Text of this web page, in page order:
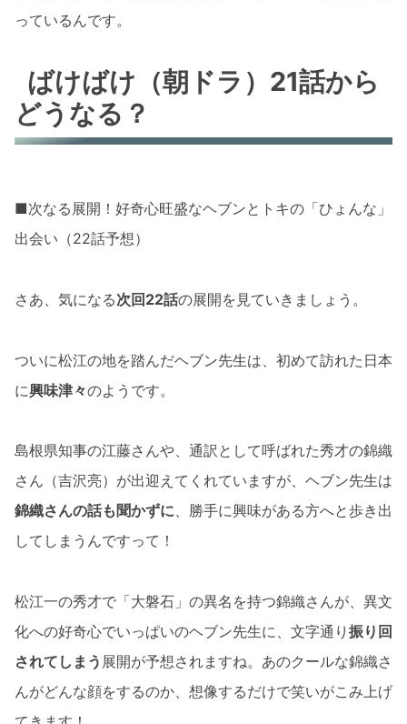
っているんです。
ばけばけ（朝ドラ）21話から
どうなる？
■次なる展開！好奇心旺盛なヘブンとトキの「ひょんな」
出会い（22話予想）
さあ、気になる次回22話の展開を見ていきましょう。
ついに松江の地を踏んだヘブン先生は、初めて訪れた日本
に興味津々のようです。
島根県知事の江藤さんや、通訳として呼ばれた秀才の錦織
さん（吉沢亮）が出迎えてくれていますが、ヘブン先生は
錦織さんの話も聞かずに、勝手に興味がある方へと歩き出
してしまうんですって！
松江一の秀才で「大磐石」の異名を持つ錦織さんが、異文
化への好奇心でいっぱいのヘブン先生に、文字通り 振り回
されてしまう 展開が予想されますね。あのクールな錦織さ
んがどんな顔をするのか、想像するだけで笑いがこみ上げ